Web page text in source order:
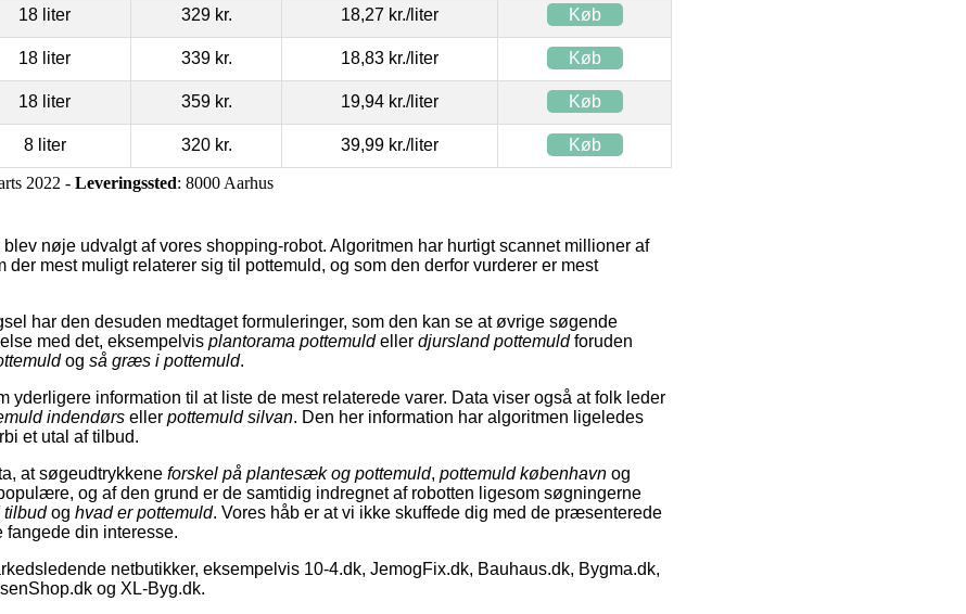
18 liter 329 kr. 18,27 kr./liter Køb
18 liter 339 kr. 18,83 kr./liter Køb
18 liter 359 kr. 19,94 kr./liter Køb
8 liter 320 kr. 39,99 kr./liter Køb
2022 - Leveringssted: 8000 Aarhus
nøje udvalgt af vores shopping-robot. Algoritmen har hurtigt scannet millioner af
der mest muligt relaterer sig til pottemuld, og som den derfor vurderer er mest
har den desuden medtaget formuleringer, som den kan se at øvrige søgende
med det, eksempelvis plantorama pottemuldeller djursland pottemuldforuden
og så græs i pottemuld.
yderligere information til at liste de mest relaterede varer. Data viser også at folk leder
indendørs eller pottemuld silvan. Den her information har algoritmen ligeledes
et utal af tilbud.
at søgeudtrykkene forskel på plantesæk og pottemuld, pottemuld københavn og
og af den grund er de samtidig indregnet af robotten ligesom søgningerne
tilbudog hvad er pottemuld. Vores håb er at vi ikke skuffede dig med de præsenterede
fangede din interesse.
netbutikker, eksempelvis 10-4.dk, JemogFix.dk, Bauhaus.dk, Bygma.dk,
og XL-Byg.dk.